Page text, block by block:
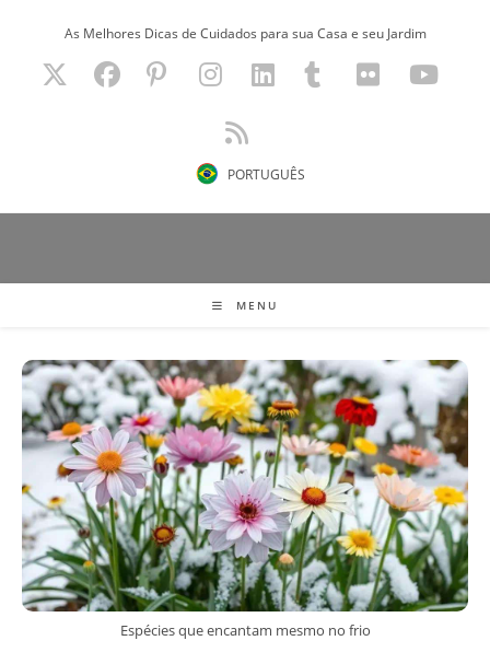
As Melhores Dicas de Cuidados para sua Casa e seu Jardim
PORTUGUÊS
MENU
Espécies que encantam mesmo no frio